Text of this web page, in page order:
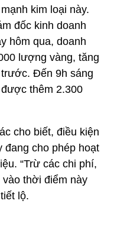
kim loại này.
đốc kinh doanh
hôm qua, doanh
lượng vàng, tăng
Đến 9h sáng
thêm 2.300
cho biết, điều kiện
đang cho phép hoạt
“Trừ các chi phí,
thời điểm này
lộ.